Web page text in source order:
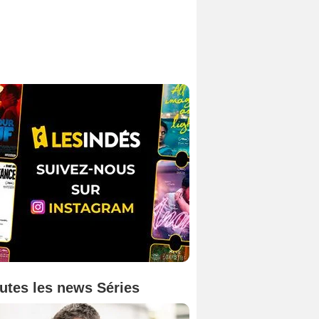
les news Séries